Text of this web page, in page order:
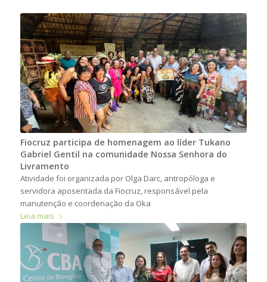
Fiocruz participa de homenagem ao líder Tukano
Gabriel Gentil na comunidade Nossa Senhora do
Livramento
Atividade foi organizada por Olga Darc, antropóloga e
servidora aposentada da Fiocruz, responsável pela
manutenção e coordenação da Oka
Leia mais